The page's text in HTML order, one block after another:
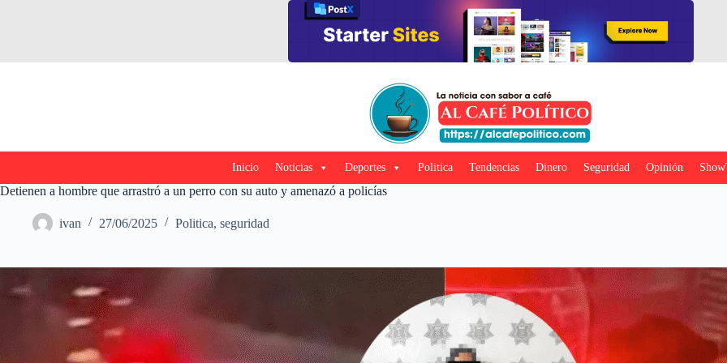
Inicio Noticias Deportes Politica Tendencias Dinero Seguridad Opinión
Detienen a hombre que arrastró a un perro con su auto y amenazó a policías
ivan 27/06/2025 Politica, seguridad